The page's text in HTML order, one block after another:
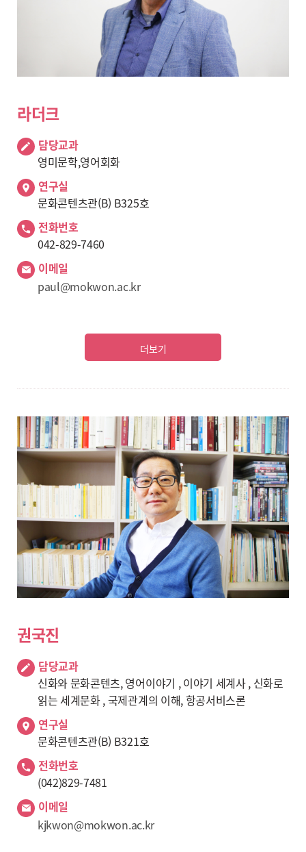
라더크
담당교과
영미문학,영어회화
연구실
문화콘텐츠관(B) B325호
전화번호
042-829-7460
이메일
paul@mokwon.ac.kr
더보기
권국진
담당교과
신화와 문화콘텐츠, 영어이야기 , 이야기 세계사 , 신화로
읽는 세계문화 , 국제관계의 이해, 항공서비스론
연구실
문화콘텐츠관(B) B321호
전화번호
(042)829-7481
이메일
kjkwon@mokwon.ac.kr